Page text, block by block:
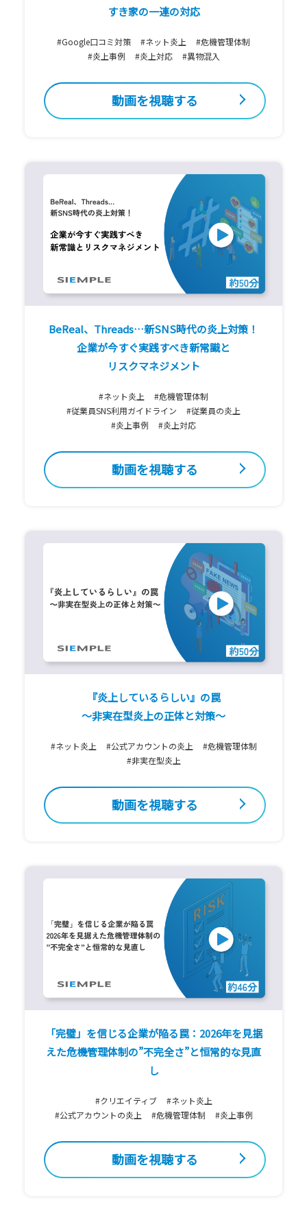
すき家の一連の対応
#Google口コミ対策 #ネット炎上
#危機管理体制
#炎上事例
#炎上対応 #異物混入
動画を視聴する
BeReal、Threads…新SNS時代の炎上対策！
企業が今すぐ実践すべき新常識と
リスクマネジメント
#ネット炎上
#危機管理体制
#従業員SNS利用ガイドライン
#従業員の炎上
#炎上事例
#炎上対応
動画を視聴する
『炎上しているらしい』の罠
～非実在型炎上の正体と対策～
#ネット炎上 #公式アカウントの炎上
#危機管理体制
#非実在型炎上
動画を視聴する
「完璧」を信じる企業が陥る罠：2026年を見据
えた危機管理体制の”不完全さ”と恒常的な見直
し
#クリエイティブ
#ネット炎上
#公式アカウントの炎上
#危機管理体制 #炎上事例
動画を視聴する